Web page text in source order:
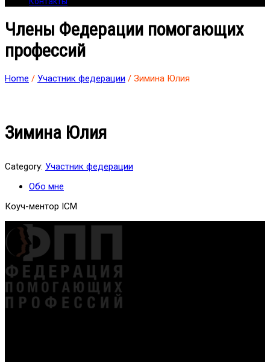
Члены Федерации помогающих
профессий
Home / Участник федерации / Зимина Юлия
Зимина Юлия
Category: Участник федерации
Обо мне
Коуч-ментор ICM